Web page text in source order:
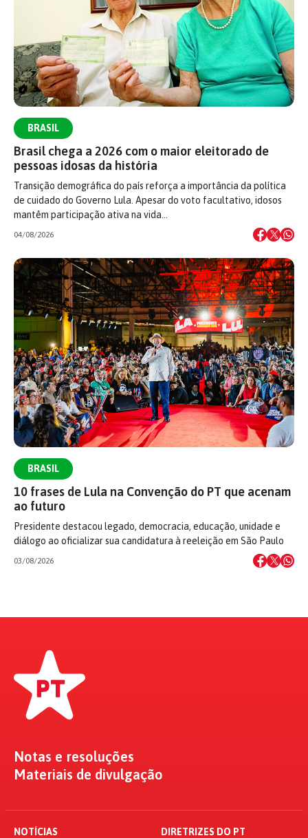
BRASIL
Brasil chega a 2026 com o maior eleitorado de
pessoas idosas da história
Transição demográfica do país reforça a importância da política
de cuidado do Governo Lula. Apesar do voto facultativo, idosos
mantêm participação ativa na vida…
04/08/2026
BRASIL
10 frases de Lula na Convenção do PT que acenam
ao futuro
Presidente destacou legado, democracia, educação, unidade e
diálogo ao oficializar sua candidatura à reeleição em São Paulo
03/08/2026
Notas e resoluções
Materiais de divulgação
NOTÍCIAS DIRETRIZES DO PT